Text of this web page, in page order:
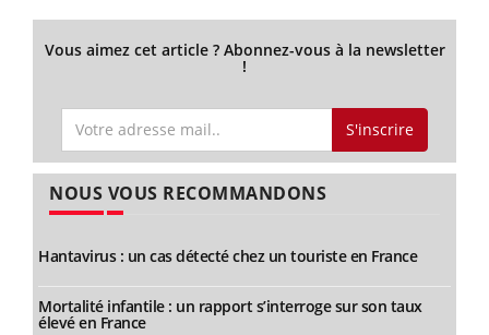
Vous aimez cet article ? Abonnez-vous à la newsletter
!
S'inscrire
NOUS VOUS RECOMMANDONS
Hantavirus : un cas détecté chez un touriste en France
Mortalité infantile : un rapport s’interroge sur son taux
élevé en France